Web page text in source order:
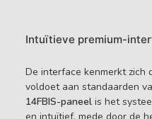
Intuïtieve premium-
De interface kenmerkt zich
voldoet aan standaarden
14FBIS-paneel is het